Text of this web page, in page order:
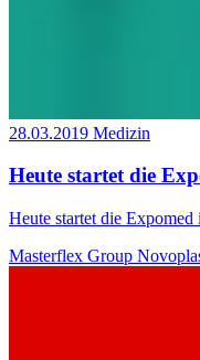
28.03.2019 Medizin
Heute startet die
Heute startet die Expomed
Masterflex Group